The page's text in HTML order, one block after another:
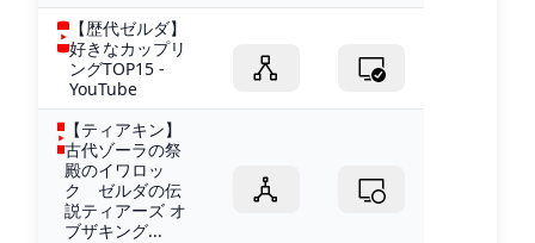
【歴代ゼルダ】
好きなカップリ
ングTOP15 -
YouTube
【ティアキン】
古代ゾーラの祭
殿のイワロッ
ク ゼルダの伝
説ティアーズ オ
ブザキング...